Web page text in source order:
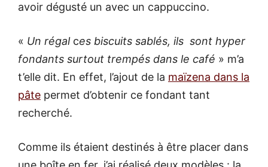
avoir dégusté un avec un cappuccino.
« Un régalces biscuits sablés, ils sont hyper
fondants surtout trempés dans le café » m’a
t’elle dit. En effet, l’ajout de la maïzena dans la
pâte permet d’obtenir ce fondant tant
recherché.
Comme ils étaient destinés à être placer dans